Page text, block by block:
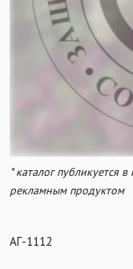
* каталог публикуется
рекламным продуктом
АГ-1112